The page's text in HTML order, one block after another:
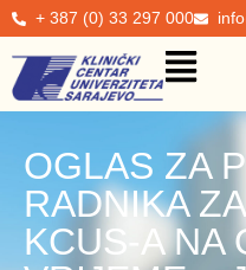
+ 387 (0) 33 297 000
OGLAS ZA
RADNIKA
KCUS-A NA